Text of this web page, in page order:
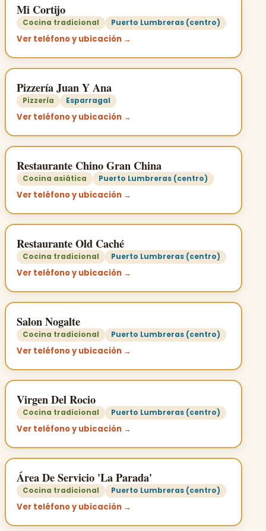
Mi Cortijo
Cocina tradicional Puerto Lumbreras (centro)
Ver teléfono y ubicación →
Pizzería Juan Y Ana
Pizzería Esparragal
Ver teléfono y ubicación →
Restaurante Chino Gran China
Cocina asiática Puerto Lumbreras (centro)
Ver teléfono y ubicación →
Restaurante Old Caché
Cocina tradicional Puerto Lumbreras (centro)
Ver teléfono y ubicación →
Salon Nogalte
Cocina tradicional Puerto Lumbreras (centro)
Ver teléfono y ubicación →
Virgen Del Rocio
Cocina tradicional Puerto Lumbreras (centro)
Ver teléfono y ubicación →
Área De Servicio 'La Parada'
Cocina tradicional Puerto Lumbreras (centro)
Ver teléfono y ubicación →